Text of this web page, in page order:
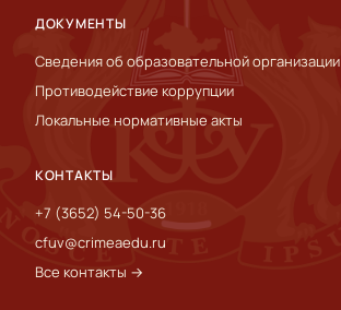
ДОКУМЕНТЫ
Сведения об образовательной организации
Противодействие коррупции
Локальные нормативные акты
КОНТАКТЫ
+7 (3652) 54-50-36
cfuv@crimeaedu.ru
Все контакты →